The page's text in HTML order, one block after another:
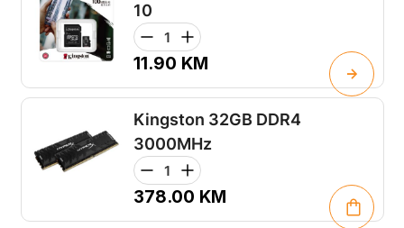
10
11.90 KM
Kingston 32GB DDR4
3000MHz
378.00 KM